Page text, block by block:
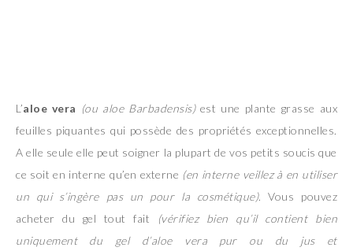
L’aloe vera (ou aloe Barbadensis)est une plante grasse aux
feuilles piquantes qui possède des propriétés exceptionnelles.
A elle seule elle peut soigner la plupart de vos petits soucis que
ce soit en interne qu’en externe (en interne veillez à en utiliser
un qui s’ingère pas un pour la cosmétique). Vous pouvez
acheter du gel tout fait
(vérifiez bien qu’il contient bien
uniquement du gel d’aloe vera pur ou du jus et